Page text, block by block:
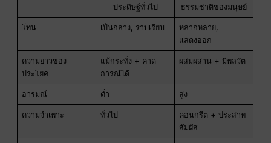
ประดิษฐ์ทั่วไป
ธรรมชาติของมนุษย์
โทน เป็นกลาง, ราบเรียบ
หลากหลาย,
แสดงออก
ความยาวของ
ประโยค
แม้กระทั่ง + คาด
การณ์ได้
ผสมผสาน + มีพลวัต
อารมณ์ ต่ำ สูง
ความจำเพาะ ทั่วไป
คอนกรีต + ประสาท
สัมผัส